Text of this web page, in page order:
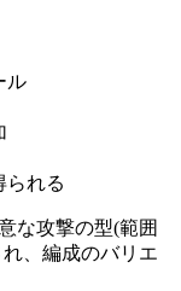
ル
られる
な攻撃の型(範囲
れ、編成のバリエ